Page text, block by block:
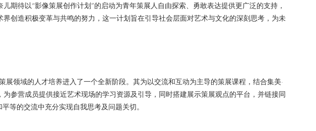
儿期待以“影像策展创作计划”的启动为青年策展人自由探索、勇敢表达提供更广泛的支持，
创造积极变革与共鸣的努力，这一计划旨在引导社会层面对艺术与文化的深刻思考，为未
领域的人才培养进入了一个全新阶段。 其为以交流和互动为主导的策展课程，结合集美·
参营成员提供接近艺术现场的学习资源及引导，同时搭建展示策展观点的平台，并链接同
等的交流中充分实现自我思考及问题关切。